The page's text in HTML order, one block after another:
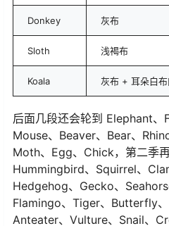
Donkey 灰布
Sloth 浅褐布
Koala 灰布 + 耳朵白布
后面几段还会轮到 Elephant、
Mouse、Beaver、Bear、
Moth、Egg、Chick，第二季
Hummingbird、Squirrel、
Hedgehog、Gecko、
Flamingo、Tiger、Butterfly、
Anteater、Vulture、Snail、